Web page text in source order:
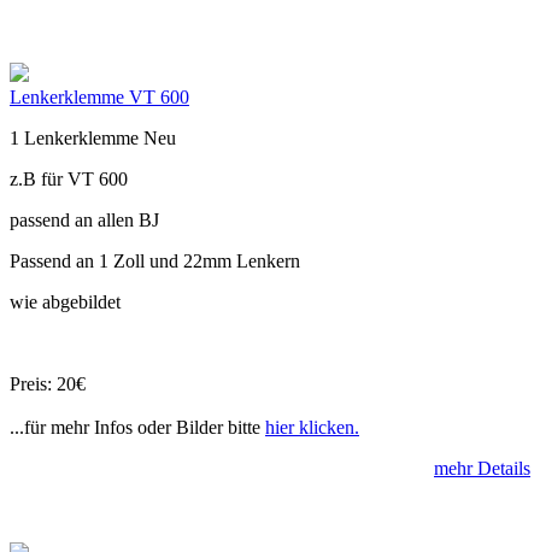
Lenkerklemme VT 600
1 Lenkerklemme Neu
z.B für VT 600
passend an allen BJ
Passend an 1 Zoll und 22mm Lenkern
wie abgebildet
Preis: 20€
...für mehr Infos oder Bilder bitte hier klicken.
mehr Details